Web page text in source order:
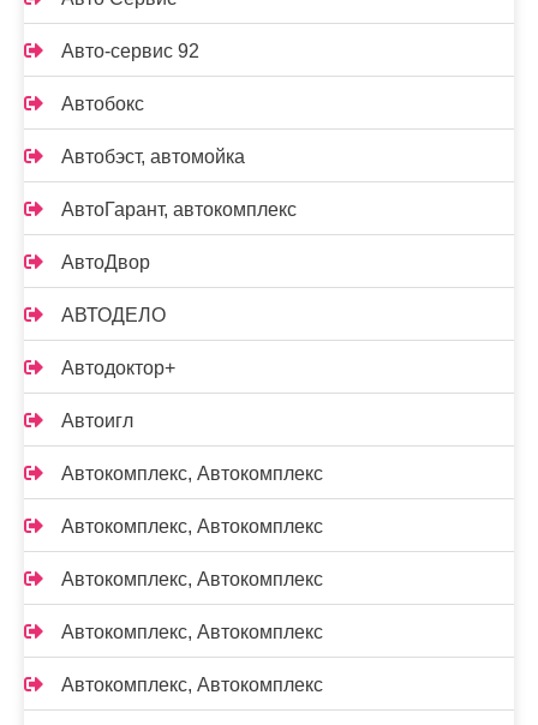
Авто-сервис 92
Автобокс
Автобэст, автомойка
АвтоГарант, автокомплекс
АвтоДвор
АВТОДЕЛО
Автодоктор+
Автоигл
Автокомплекс, Автокомплекс
Автокомплекс, Автокомплекс
Автокомплекс, Автокомплекс
Автокомплекс, Автокомплекс
Автокомплекс, Автокомплекс